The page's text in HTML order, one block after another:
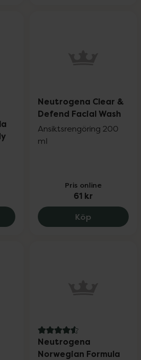
Norwegian Formula
Neutrogena Clear &
Defend Facial Wash
Ansiktsrengöring 200
ml
Pris online
61 kr
Köp
4.6 av 5 i omdöme
Neutrogena
Norwegian Formula